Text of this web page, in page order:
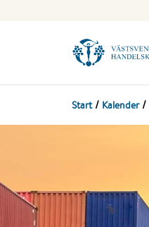
Start Kalender